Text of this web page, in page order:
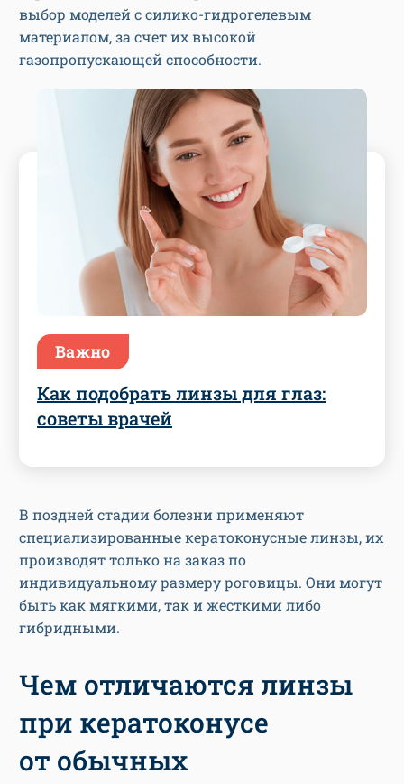
выбор моделей с силико-гидрогелевым
материалом, за счет их высокой
газопропускающей способности.
Важно
Как подобрать линзы для глаз:
советы врачей
В поздней стадии болезни применяют
специализированные кератоконусные линзы, их
производят только на заказ по
индивидуальному размеру роговицы. Они могут
быть как мягкими, так и жесткими либо
гибридными.
Чем отличаются линзы
при кератоконусе
от обычных